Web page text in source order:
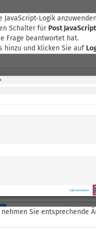
JavaScript-Logik
Schalter für Post
Frage beantwortet hat.
hinzu und klicken Sie auf
Sie entsprechende